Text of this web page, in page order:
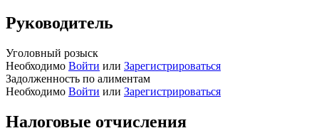
Руководитель
Уголовный розыск
Необходимо Войти или Зарегистрироваться
Задолженность по алиментам
Необходимо Войти или Зарегистрироваться
Налоговые отчисления